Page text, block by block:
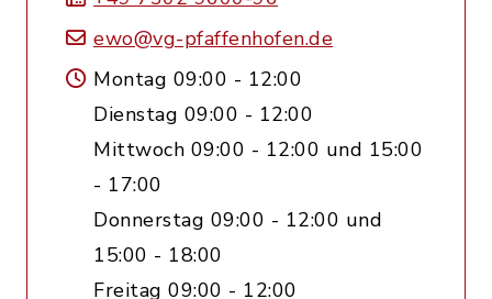
ewo@vg-pfaffenhofen.de
Montag 09:00 - 12:00
Dienstag 09:00 - 12:00
Mittwoch 09:00 - 12:00 und 15:00
- 17:00
Donnerstag 09:00 - 12:00 und
15:00 - 18:00
Freitag 09:00 - 12:00